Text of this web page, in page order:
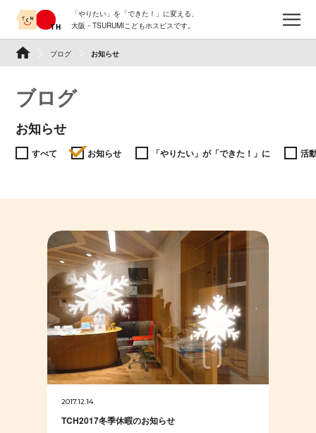
content
「やりたい」を「できた！」に変える、
大阪・TSURUMIこどもホスピスです。
TSURUMI こどもホスピス
ブログ お知らせ
ブログ
お知らせ
すべて お知らせ 「やりたい」が「できた！」に 活
2017.12.14
TCH2017冬季休暇のお知らせ